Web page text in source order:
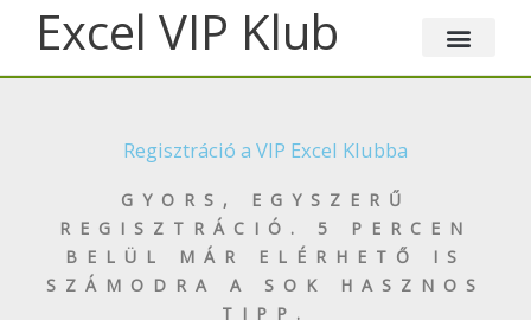
content
Excel VIP Klub
Regisztráció a VIP Excel Klubba
GYORS, EGYSZERŰ
REGISZTRÁCIÓ. 5 PERCEN
BELÜL MÁR ELÉRHETŐ IS
SZÁMODRA A SOK HASZNOS
TIPP.